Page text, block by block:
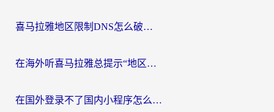
喜马拉雅地区限制DNS怎么破？海外党听国内音乐听书的终极解决方案
在海外听喜马拉雅总提示“地区限制”？3步轻松解除+听国内音乐全攻略
在国外登录不了国内小程序怎么办？选对回国加速器，轻松解锁国内资源